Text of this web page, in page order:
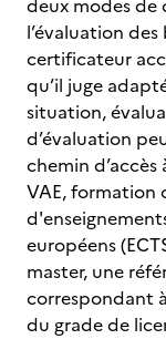
deux modes
l’évaluation
certificateur
qu’il juge
situation,
d’évaluation
chemin
VAE, formation
européens
master, une
correspondant
du grade de